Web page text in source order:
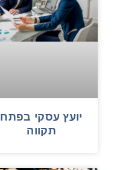
יועץ עסקי בפתח
תקווה